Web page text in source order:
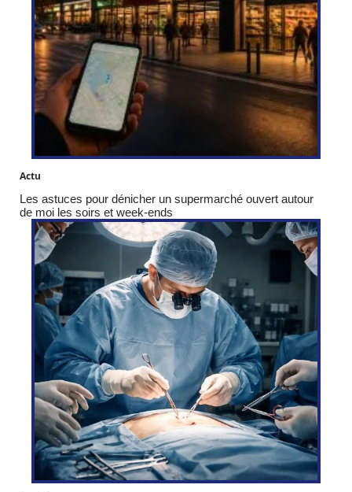
Actu
Les astuces pour dénicher un supermarché ouvert autour
de moi les soirs et week-ends